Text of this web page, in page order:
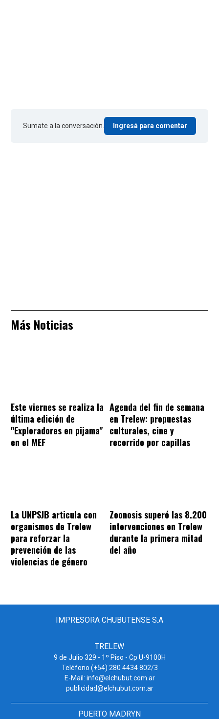
Sumate a la conversación. Ingresá para comentar
Más Noticias
Este viernes se realiza la
última edición de
"Exploradores en pijama"
en el MEF
Agenda del fin de semana
en Trelew: propuestas
culturales, cine y
recorrido por capillas
La UNPSJB articula con
organismos de Trelew
para reforzar la
prevención de las
violencias de género
Zoonosis superó las 8.200
intervenciones en Trelew
durante la primera mitad
del año
IMPRESORA CHUBUTENSE S.A
TRELEW
9 de Julio 329 - 1º Piso - Cp U-9100H
Teléfono (+54) 280 4434 802/3
E-Mail: info@elchubut.com.ar
publicidad@elchubut.com.ar
PUERTO MADRYN